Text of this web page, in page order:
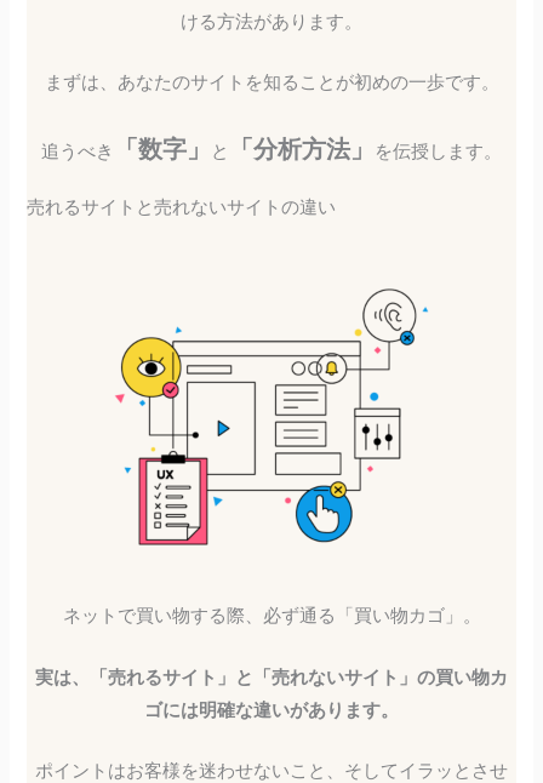
ける方法があります。
まずは、あなたのサイトを知ることが初めの一歩です。
追うべき 「数字」 と 「分析方法」 を伝授します。
売れるサイトと売れないサイトの違い
ネットで買い物する際、必ず通る「買い物カゴ」。
実は、「売れるサイト」と「売れないサイト」 の買い物カ
ゴには明確な違いがあります。
ポイントはお客様を迷わせないこと、そしてイラッとさせ